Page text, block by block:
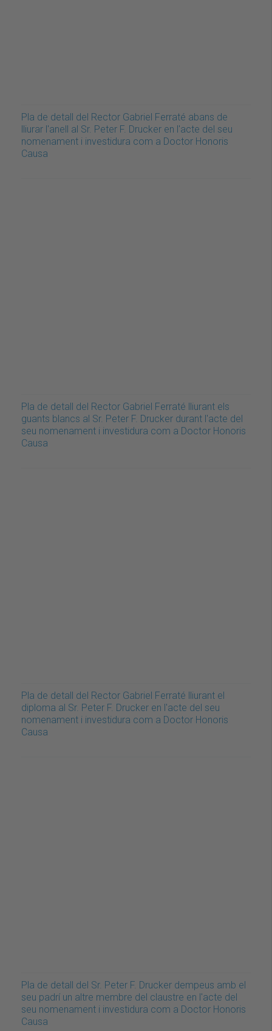
Pla de detall del Rector Gabriel Ferraté abans de
lliurar l'anell al Sr. Peter F. Drucker en l'acte del seu
nomenament i investidura com a Doctor Honoris
Causa
Pla de detall del Rector Gabriel Ferraté lliurant els
guants blancs al Sr. Peter F. Drucker durant l'acte del
seu nomenament i investidura com a Doctor Honoris
Causa
Pla de detall del Rector Gabriel Ferraté lliurant el
diploma al Sr. Peter F. Drucker en l'acte del seu
nomenament i investidura com a Doctor Honoris
Causa
Pla de detall del Sr. Peter F. Drucker dempeus amb el
seu padrí un altre membre del claustre en l'acte del
seu nomenament i investidura com a Doctor Honoris
Causa